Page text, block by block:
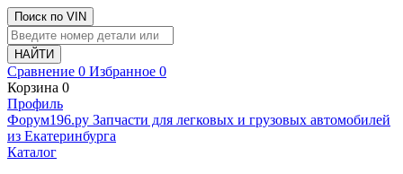
Поиск по VIN
Сравнение 0 Избранное 0
Корзина 0
Профиль
Фoрум196.ру Запчасти для легковых и грузовых автомобилей
из Екатеринбурга
Каталог